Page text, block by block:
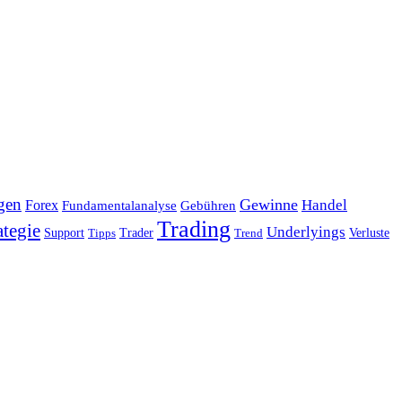
Forex Fundamentalanalyse Gebühren Gewinne Handel
Support Tipps Trader Trading Trend Underlyings Verluste